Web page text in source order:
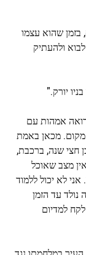
בזמן שהוא עצמו
לבוא ולהעתיק
יורק."
אמהות עם
מקום. מכאן באמת
חצי שנה, ברכבת,
מצב שאוכל
לא יכול ללמוד
עד הזמן
למדיום